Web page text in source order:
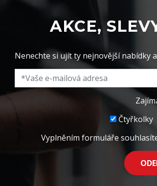
AKCE,
Nenechte si ujít ty nejnovější nabídky
Čtyřkolky
Vyplněním formuláře